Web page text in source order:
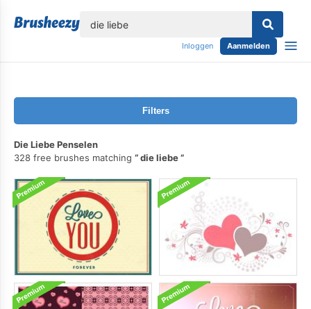
Inloggen Aanmelden
Filters
Die Liebe Penselen
328 free brushes matching
die liebe